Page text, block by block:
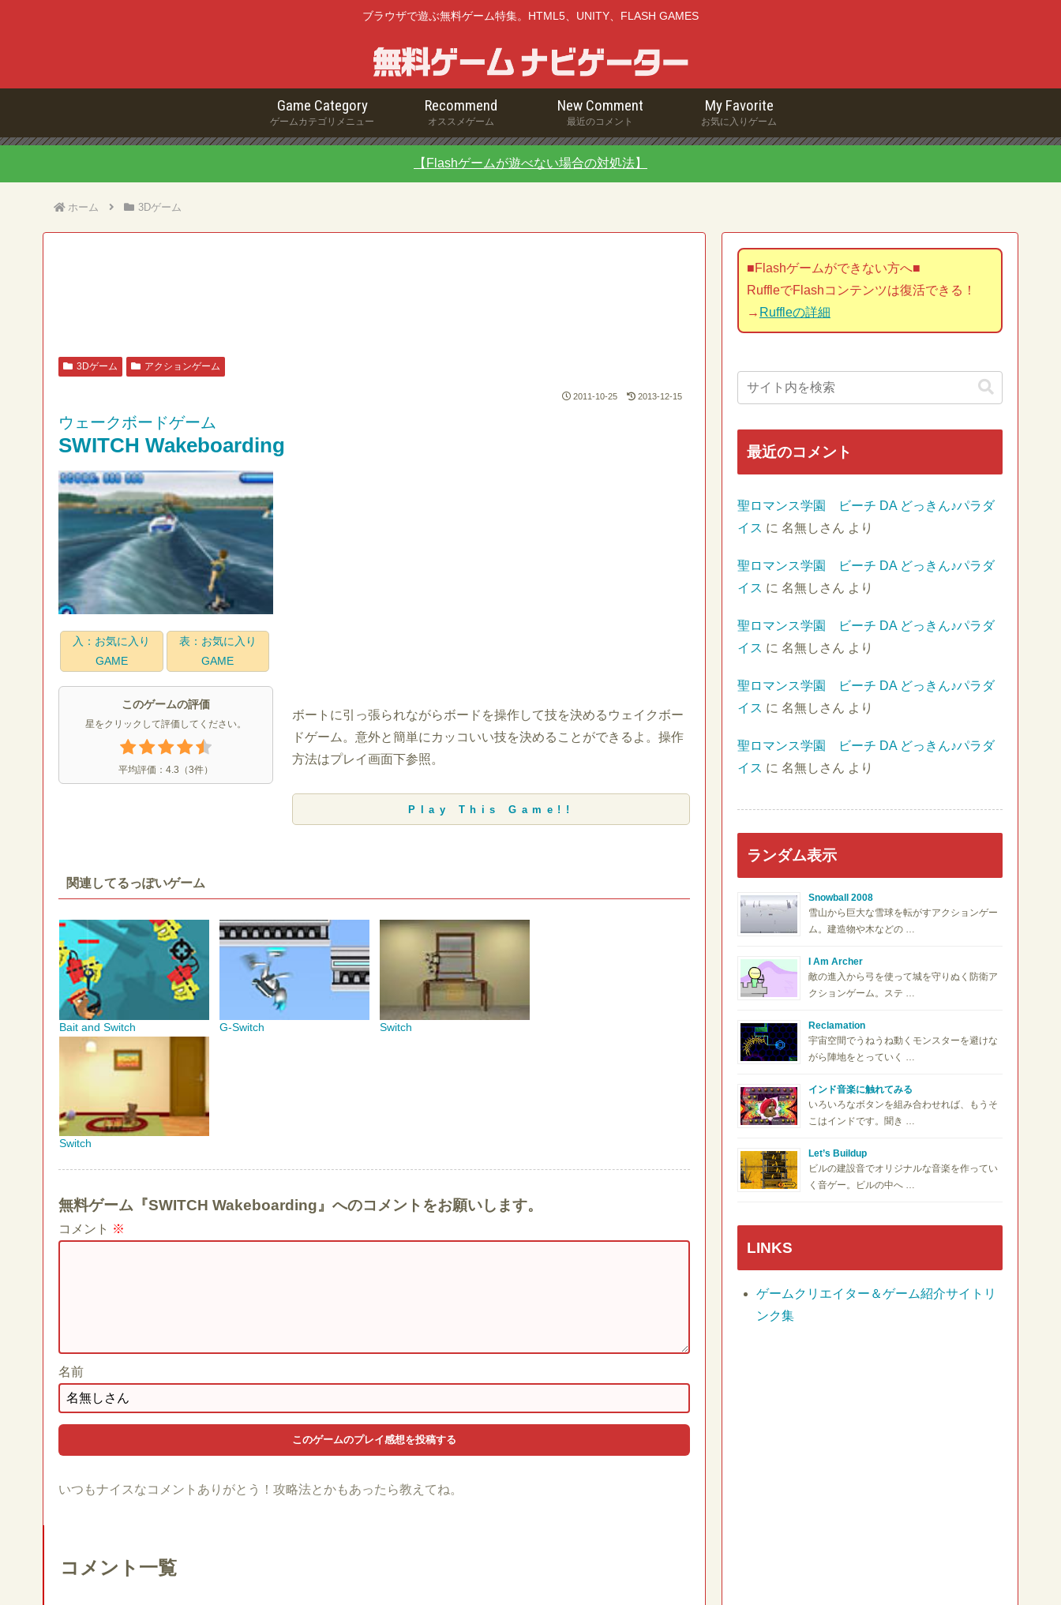
ブラウザで遊ぶ無料ゲーム特集。HTML5、UNITY、FLASH GAMES
Game Category
ゲームカテゴリメニュー
Recommend
オススメゲーム
New Comment
最近のコメント
My Favorite
お気に入りゲーム
【Flashゲームが遊べない場合の対処法】
ホーム 3Dゲーム
3Dゲーム アクションゲーム
2011-10-25 2013-12-15
ウェークボードゲーム
SWITCH Wakeboarding
入：お気に入り
GAME
表：お気に入り
GAME
このゲームの評価
星をクリックして評価してください。
平均評価： 4.3 （3件）
ボートに引っ張られながらボードを操作して技を決めるウェイクボー
ドゲーム。意外と簡単にカッコいい技を決めることができるよ。操作
方法はプレイ画面下参照。
Play This Game!!
関連してるっぽいゲーム
Bait and Switch G-Switch Switch
Switch
無料ゲーム『SWITCH Wakeboarding』へのコメントをお願いします。
コメント ※
名前
いつもナイスなコメントありがとう！攻略法とかもあったら教えてね。
コメント一覧
■Flashゲームができない方へ■
RuffleでFlashコンテンツは復活できる！
→ Ruffleの詳細
最近のコメント
聖ロマンス学園 ビーチ DA どっきん♪パラダ
イス に 名無しさん より
聖ロマンス学園 ビーチ DA どっきん♪パラダ
イス に 名無しさん より
聖ロマンス学園 ビーチ DA どっきん♪パラダ
イス に 名無しさん より
聖ロマンス学園 ビーチ DA どっきん♪パラダ
イス に 名無しさん より
聖ロマンス学園 ビーチ DA どっきん♪パラダ
イス に 名無しさん より
ランダム表示
Snowball 2008
雪山から巨大な雪球を転がすアクションゲー
ム。建造物や木などの …
I Am Archer
敵の進入から弓を使って城を守りぬく防衛ア
クションゲーム。ステ …
Reclamation
宇宙空間でうねうね動くモンスターを避けな
がら陣地をとっていく …
インド音楽に触れてみる
いろいろなボタンを組み合わせれば、もうそ
こはインドです。聞き …
Let’s Buildup
ビルの建設音でオリジナルな音楽を作ってい
く音ゲー。ビルの中へ …
LINKS
ゲームクリエイター＆ゲーム紹介サイトリ
ンク集